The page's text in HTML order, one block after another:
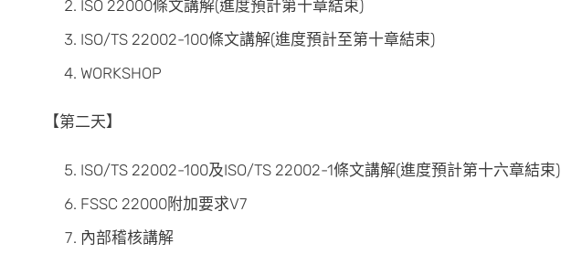
ISO 22000條文講解(進度預計第十章結束)
ISO/TS 22002-100條文講解(進度預計至第十章結束)
WORKSHOP
【第二天】
ISO/TS 22002-100及ISO/TS 22002-1條文講解(進度預計第十六章結束)
FSSC 22000附加要求V7
內部稽核講解